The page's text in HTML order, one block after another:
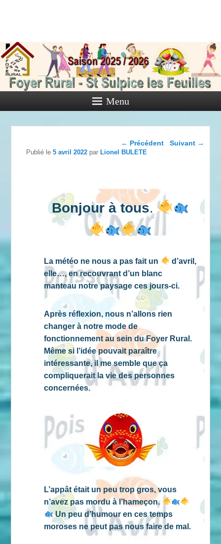
de Saint
Sulpice les
Feuilles
Activités diverses de l'Association
Menu
Navigation dans les
← Précédent Suivant →
Publié le5 avril 2022 parLionel BULETE
Bonjour à tous.
La météo ne nous a pas fait un
d’avril,
elle…, en recouvrant d’un blanc
manteau notre paysage ces jours-ci.
Après réflexion, nous n’allons rien
changer à notre mode de
fonctionnement au sein du Foyer Rural.
Même si l’idée pouvait paraître
intéressante, il me semble que ça
compliquerait la vie des personnes
concernées.
L’appât était un peu trop gros, vous
n’avez pas mordu à l’hameçon.
Un peu d’humour en ces temps
moroses ne peut pas nous faire de mal.